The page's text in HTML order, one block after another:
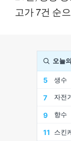
고가 7건 순